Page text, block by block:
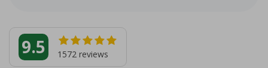
9.5 1572 reviews